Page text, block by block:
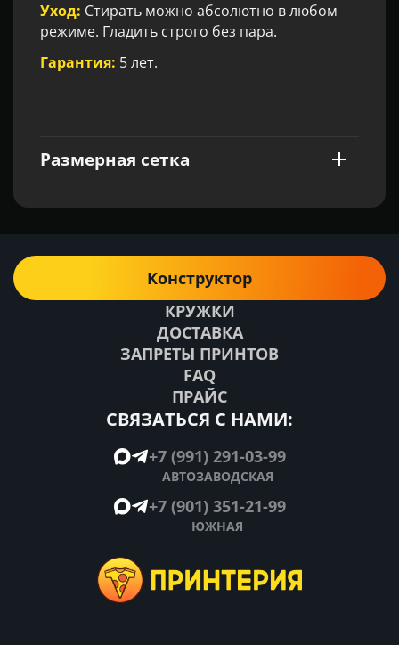
Уход: Стирать можно абсолютно в любом
режиме. Гладить строго без пара.
Гарантия: 5 лет.
Размерная сетка
СВЯЗАТЬСЯ С НАМИ:
+7 (991) 291-03-99
АВТОЗАВОДСКАЯ
+7 (901) 351-21-99
ЮЖНАЯ
КРУЖКИ
ДОСТАВКА
ЗАПРЕТЫ ПРИНТОВ
FAQ
ПРАЙС
Конструктор